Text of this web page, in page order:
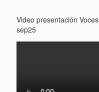
Video presentación
sep25